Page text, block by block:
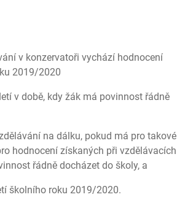
v konzervatoři vychází hodnocení
2019/2020
v době, kdy žák má povinnost řádně
na dálku, pokud má pro takové
hodnocení získaných při vzdělávacích
řádně docházet do školy, a
školního roku 2019/2020.